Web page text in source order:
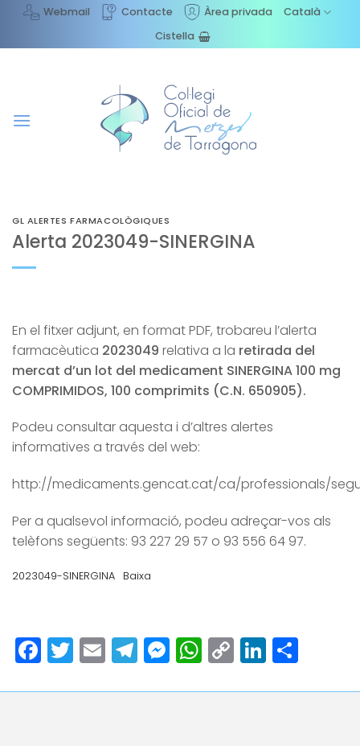
content
Webmail Contacte Àrea privada
Català
Cistella
GL ALERTES FARMACOLÒGIQUES
Alerta 2023049-SINERGINA
En el fitxer adjunt, en format PDF, trobareu l’alerta
farmacèutica 2023049 relativa a la retirada del
mercat d’un lot del medicament SINERGINA 100 mg
COMPRIMIDOS, 100 comprimits (C.N. 650905).
Podeu consultar aquesta i d’altres alertes
informatives a través del web:
http://medicaments.gencat.cat/ca/professionals/
Per a qualsevol informació, podeu adreçar-vos als
telèfons següents: 93 227 29 57 o 93 556 64 97.
2023049-SINERGINA Baixa
Facebook
Twitter
EmailTelegram
Messenger
WhatsApp
Copy
Link